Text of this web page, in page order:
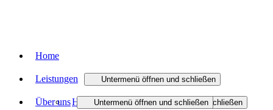
Home
Leistungen Untermenü öffnen und schließen
Heizung Untermenü öffnen und schließen
Über uns Untermenü öffnen und schließen